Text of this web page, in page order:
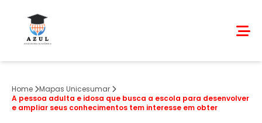
Home
Mapas Unicesumar
A pessoa adulta e idosa que busca a escola para desenvolver
e ampliar seus conhecimentos tem interesse em obter